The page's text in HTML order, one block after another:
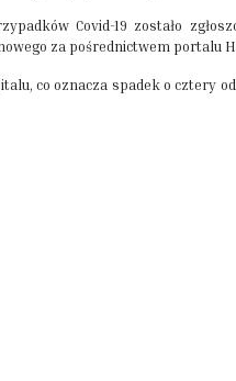
Covid-19 zostało
za pośrednictwem portalu
co oznacza spadek o cztery od